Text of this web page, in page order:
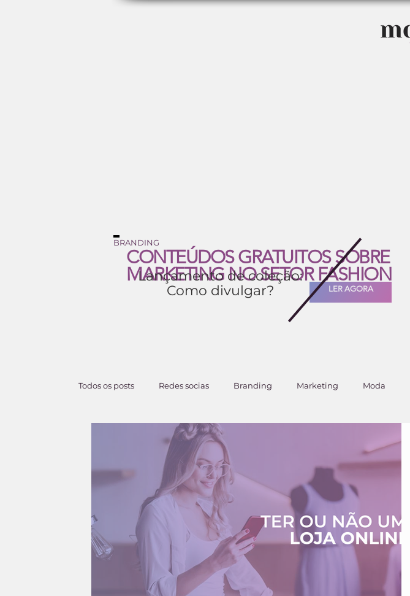
CONTEÚDOS GRATUITOS SOBRE
MARKETING NO SETOR FASHION
BRANDING
Lançamento de coleção:
Como divulgar?
LER AGORA
Todos os posts Redes socias Branding Marketing Moda